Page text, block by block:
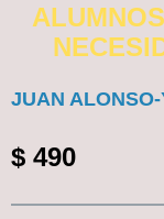
JUAN
$ 490